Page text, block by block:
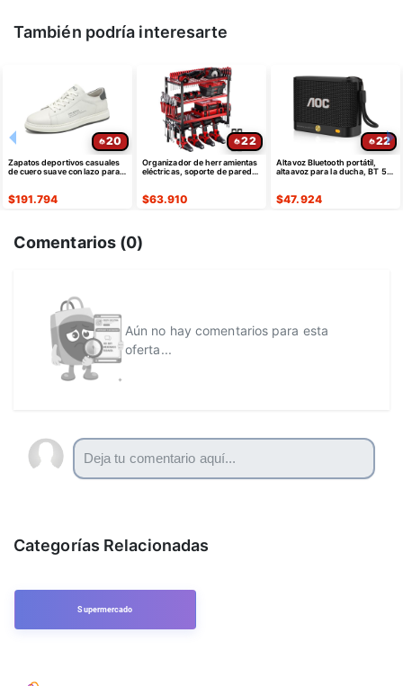
También podría interesarte
20
Zapatos deportivos casuales
de cuero suave con lazo para
$191.794
22
Organizador de herramientas
eléctricas, soporte de pared
$63.910
22
Altavoz Bluetooth portátil,
altaavoz para la ducha, BT 5.4
$47.924
Comentarios (0)
Aún no hay comentarios para esta
oferta...
Categorías Relacionadas
Supermercado